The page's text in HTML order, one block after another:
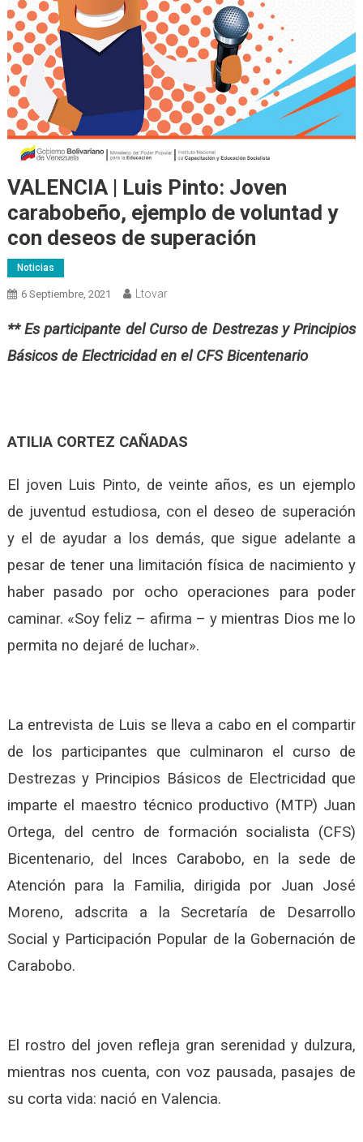
VALENCIA | Luis Pinto: Joven
carabobeño, ejemplo de voluntad y
con deseos de superación
Noticias
6 Septiembre, 2021 Ltovar
** Es participante del Curso de Destrezas y Principios
Básicos de Electricidad en el CFS Bicentenario
ATILIA CORTEZ CAÑADAS
El joven Luis Pinto, de veinte años, es un ejemplo
de juventud estudiosa, con el deseo de superación
y el de ayudar a los demás, que sigue adelante a
pesar de tener una limitación física de nacimiento y
haber pasado por ocho operaciones para poder
caminar. «Soy feliz – afirma – y mientras Dios me lo
permita no dejaré de luchar».
La entrevista de Luis se lleva a cabo en el compartir
de los participantes que culminaron el curso de
Destrezas y Principios Básicos de Electricidad que
imparte el maestro técnico productivo (MTP) Juan
Ortega, del centro de formación socialista (CFS)
Bicentenario, del Inces Carabobo, en la sede de
Atención para la Familia, dirigida por Juan José
Moreno, adscrita a la Secretaría de Desarrollo
Social y Participación Popular de la Gobernación de
Carabobo.
El rostro del joven refleja gran serenidad y dulzura,
mientras nos cuenta, con voz pausada, pasajes de
su corta vida: nació en Valencia.